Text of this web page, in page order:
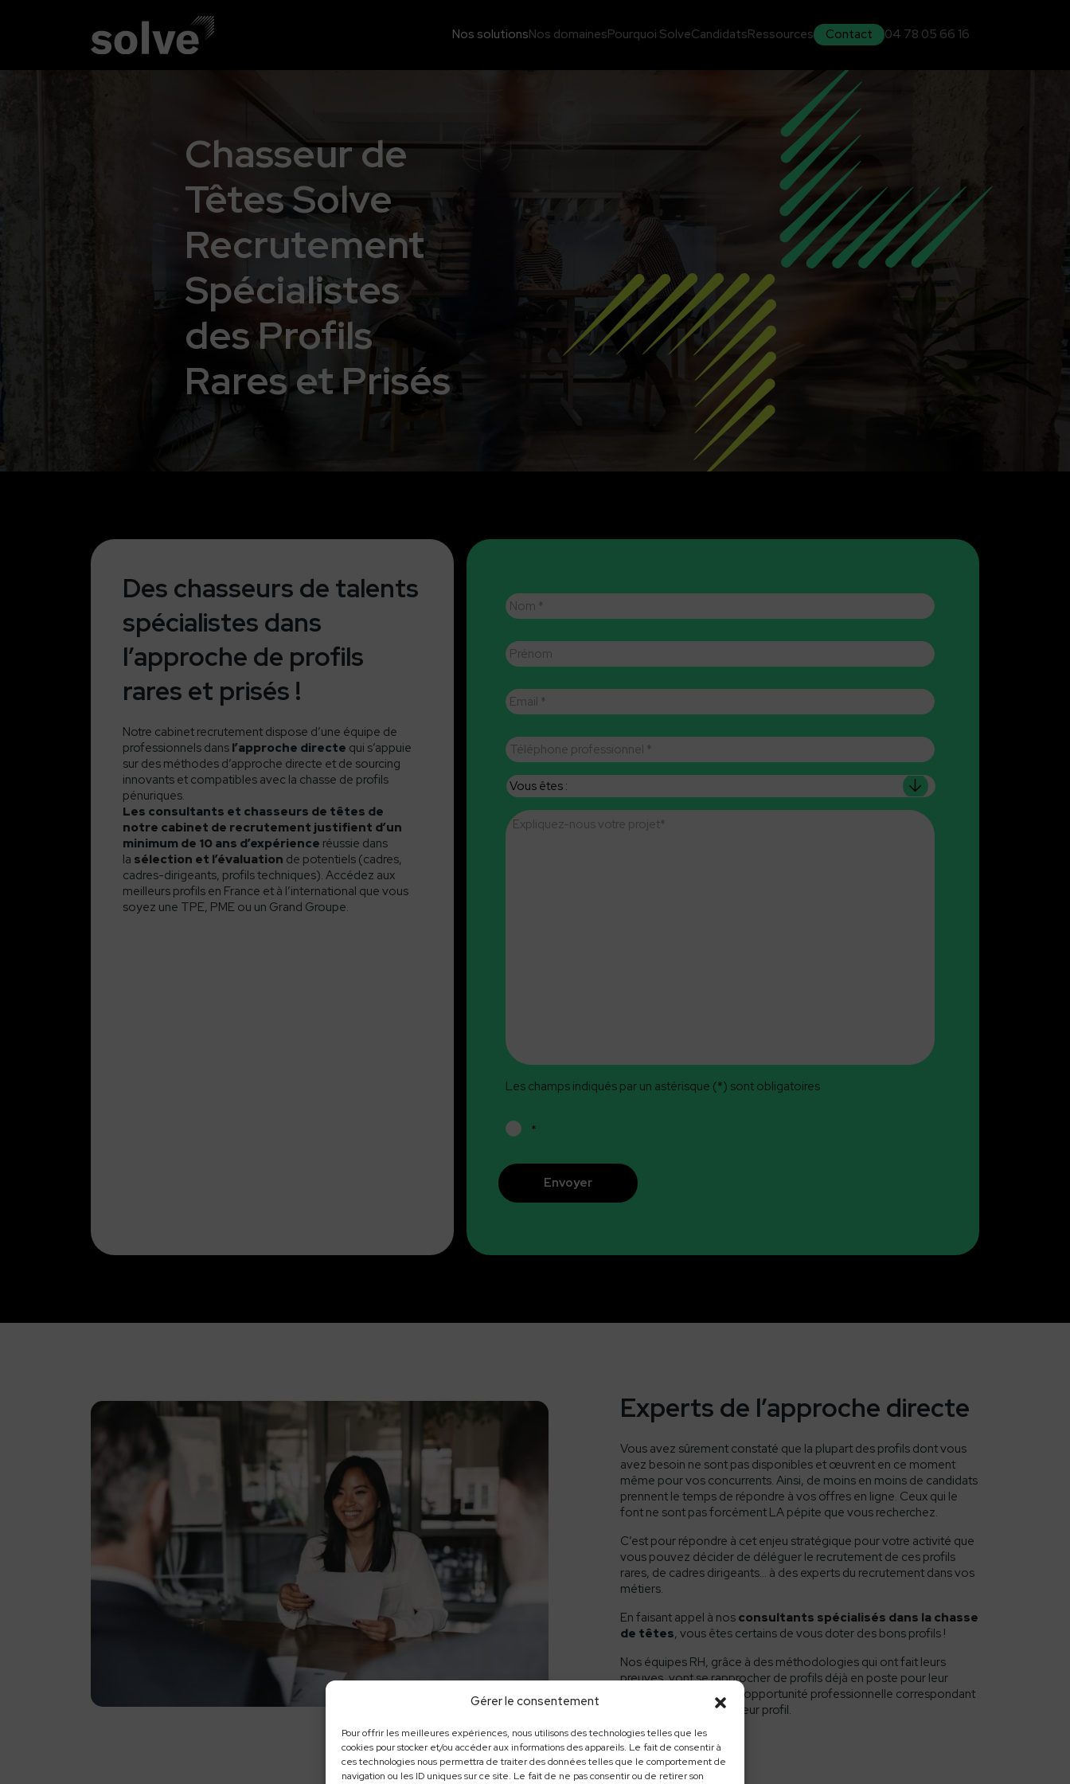
Gérer le consentement
Pour offrir les meilleures expériences, nous utilisons des technologies telles que les
cookies pour stocker et/ou accéder aux informations des appareils. Le fait de consentir à
ces technologies nous permettra de traiter des données telles que le comportement de
navigation ou les ID uniques sur ce site. Le fait de ne pas consentir ou de retirer son
Nos solutionsNos domainesPourquoi SolveCandidatsRessources Contact 04 78 05 66 16
Chasseur de
Têtes Solve
Recrutement
Spécialistes
des Profils
Rares et Prisés
Des chasseurs de talents
spécialistes dans
l’approche de profils
rares et prisés !
Notre cabinet recrutement dispose d’une équipe de
professionnels dans l’approche directe qui s’appuie
sur des méthodes d’approche directe et de sourcing
innovants et compatibles avec la chasse de profils
pénuriques.
Les consultants et chasseurs de têtes de
notre cabinet de recrutement justifient d’un
minimum de 10 ans d’expérience réussie dans
la sélection et l’évaluation de potentiels (cadres,
cadres-dirigeants, profils techniques). Accédez aux
meilleurs profils en France et à l’international que vous
soyez une TPE, PME ou un Grand Groupe.
Nom *
Prénom
E-
mail *
Téléphone
professionnel *
Vous
êtes
Message
Les champs indiqués par un astérisque (*) sont obligatoires
*
Experts de l’approche directe
Vous avez sûrement constaté que la plupart des profils dont vous
avez besoin ne sont pas disponibles et œuvrent en ce moment
même pour vos concurrents. Ainsi, de moins en moins de candidats
prennent le temps de répondre à vos offres en ligne. Ceux qui le
font ne sont pas forcément LA pépite que vous recherchez.
C’est pour répondre à cet enjeu stratégique pour votre activité que
vous pouvez décider de déléguer le recrutement de ces profils
rares, de cadres dirigeants… à des experts du recrutement dans vos
métiers.
En faisant appel à nos consultants spécialisés dans la chasse
de têtes, vous êtes certains de vous doter des bons profils !
Nos équipes RH, grâce à des méthodologies qui ont fait leurs
preuves, vont se rapprocher de profils déjà en poste pour leur
proposer une nouvelle opportunité professionnelle correspondant
à leurs aspirations et à leur profil.